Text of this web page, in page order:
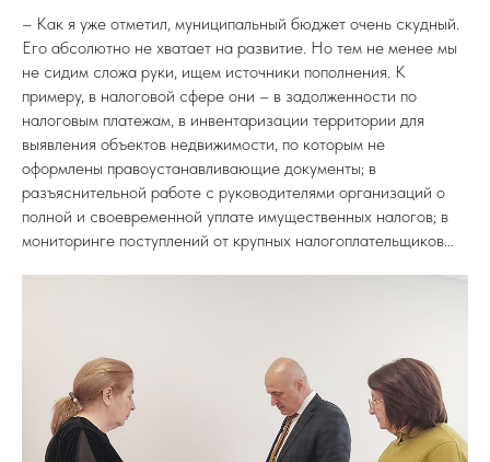
– Как я уже отметил, муниципальный бюджет очень скудный.
Его абсолютно не хватает на развитие. Но тем не менее мы
не сидим сложа руки, ищем источники пополнения. К
примеру, в налоговой сфере они – в задолженности по
налоговым платежам, в инвентаризации территории для
выявления объектов недвижимости, по которым не
оформлены правоустанавливающие документы; в
разъяснительной работе с руководителями организаций о
полной и своевременной уплате имущественных налогов; в
мониторинге поступлений от крупных налогоплательщиков…